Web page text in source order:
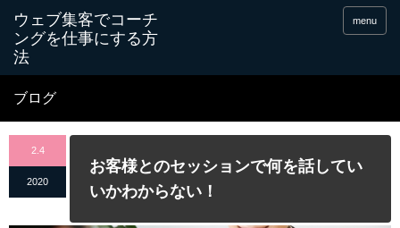
menu
ブログ
2.4
2020
お客様とのセッションで何を話してい
いかわからない！